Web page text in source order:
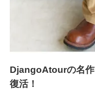
DjangoAtourの名
復活！